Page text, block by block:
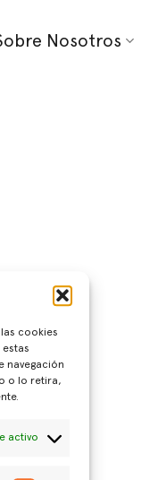
cookies
navegación
o lo retira,
activo
Nosotros